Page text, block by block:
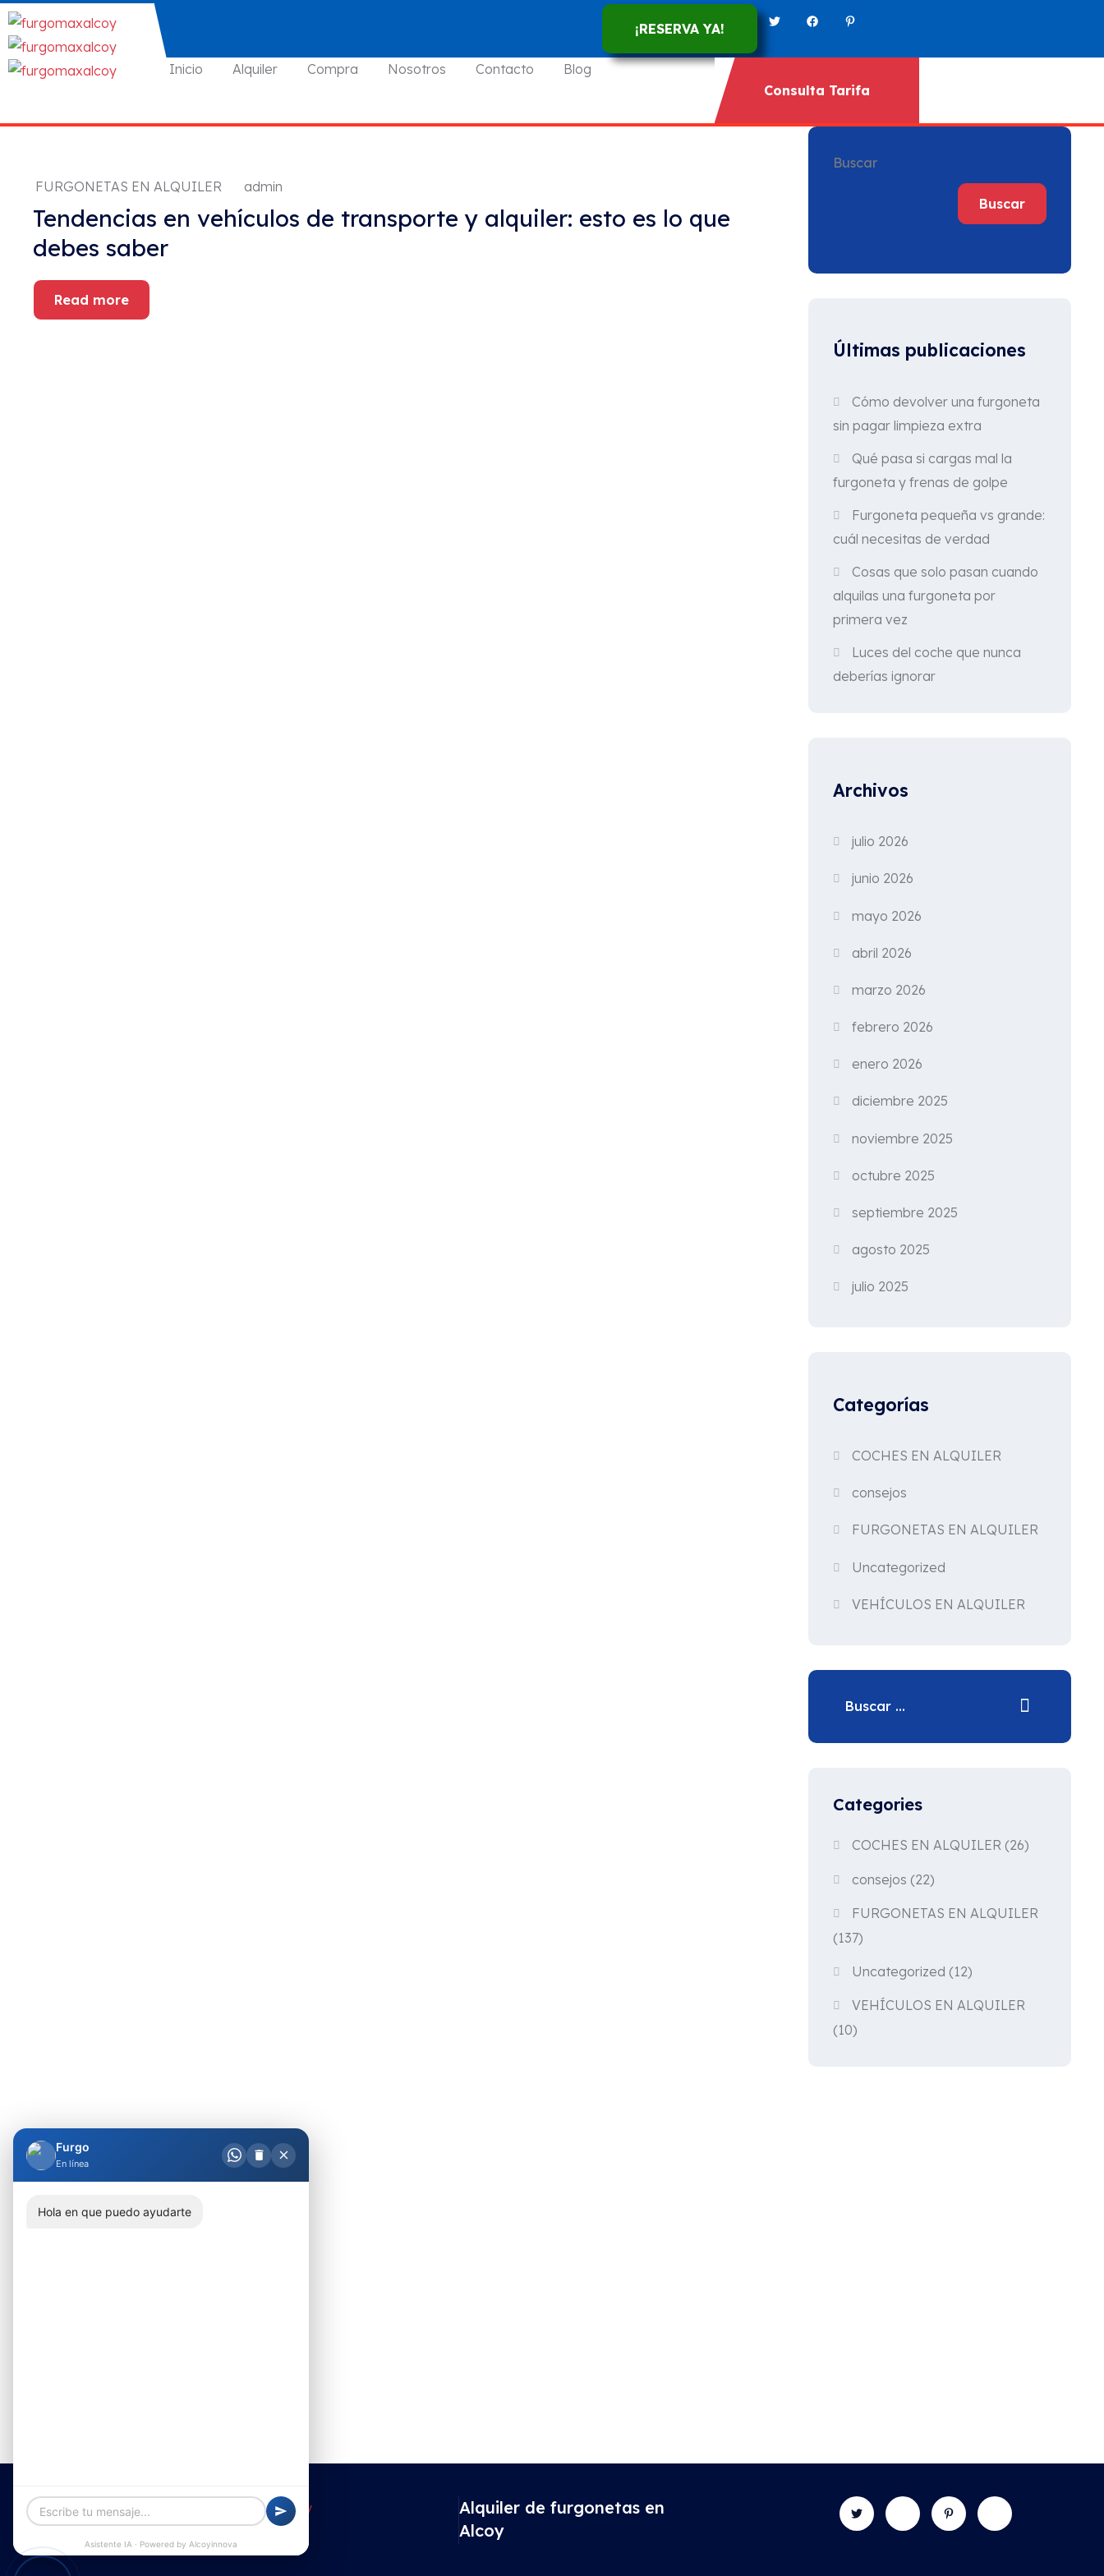
¡RESERVA YA!
Inicio Alquiler Compra Nosotros Contacto
Blog
Consulta Tarifa
FURGONETAS EN ALQUILER admin
Tendencias en vehículos de transporte y alquiler: esto es lo que
debes saber
Read more
Buscar
Buscar
Últimas publicaciones
Cómo devolver una furgoneta
sin pagar limpieza extra
Qué pasa si cargas mal la
furgoneta y frenas de golpe
Furgoneta pequeña vs grande:
cuál necesitas de verdad
Cosas que solo pasan cuando
alquilas una furgoneta por
primera vez
Luces del coche que nunca
deberías ignorar
Archivos
julio 2026
junio 2026
mayo 2026
abril 2026
marzo 2026
febrero 2026
enero 2026
diciembre 2025
noviembre 2025
octubre 2025
septiembre 2025
agosto 2025
julio 2025
Categorías
COCHES EN ALQUILER
consejos
FURGONETAS EN ALQUILER
Uncategorized
VEHÍCULOS EN ALQUILER
Categories
COCHES EN ALQUILER (26)
consejos (22)
FURGONETAS EN ALQUILER
(137)
Uncategorized (12)
VEHÍCULOS EN ALQUILER
(10)
Alquiler de furgonetas en
Alcoy